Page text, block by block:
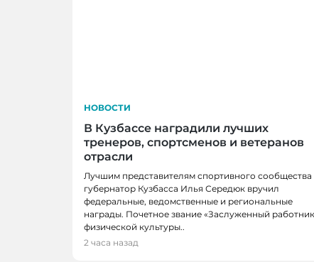
НОВОСТИ
В Кузбассе наградили лучших
тренеров, спортсменов и ветеранов
отрасли
Лучшим представителям спортивного сообщества
губернатор Кузбасса Илья Середюк вручил
федеральные, ведомственные и региональные
награды. Почетное звание «Заслуженный работник
физической культуры..
2 часа назад
НОВОСТИ